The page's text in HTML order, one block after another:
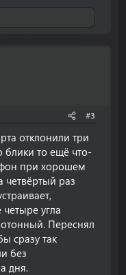
#3
отклонили три
блики то ещё что-
при хорошем
четвёртый раз
угла
Переснял
сразу так
без
дня.